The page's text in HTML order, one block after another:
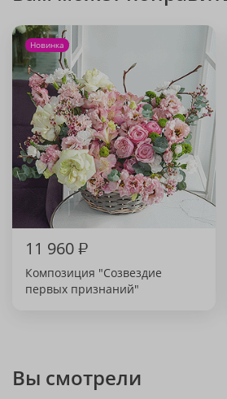
Новинка
11 960₽
Композиция "Созвездие
первых признаний"
Вы смотрели